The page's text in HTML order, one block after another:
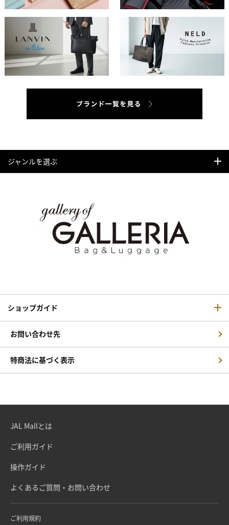
ジャンルを選ぶ
ショップガイド
お問い合わせ先
特商法に基づく表示
JAL Mallとは
ご利用ガイド
操作ガイド
よくあるご質問・お問い合わせ
ご利用規約